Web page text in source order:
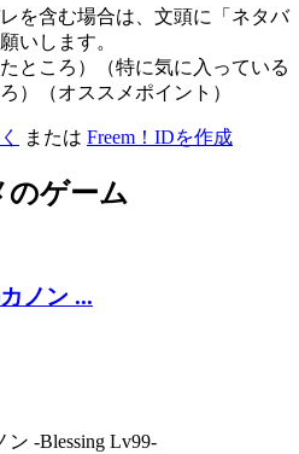
を含む場合は、文頭に「ネタバ
いします。
ところ）（特に気に入っている
）（オススメポイント）
または Freem！IDを作成
のゲーム
ノン ...
-Blessing Lv99-